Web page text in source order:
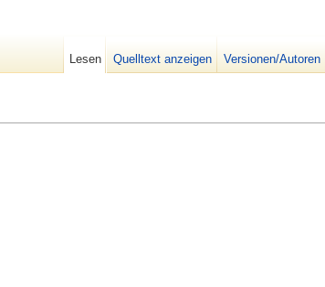
Lesen Quelltext anzeigen Versionen/Autoren